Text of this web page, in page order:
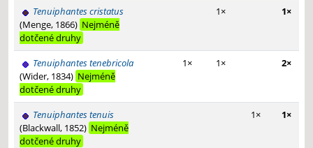
Tenuiphantes cristatus
(Menge, 1866) Nejméně
dotčené druhy
1× 1×
Tenuiphantes tenebricola
(Wider, 1834) Nejméně
dotčené druhy
1× 1× 2×
Tenuiphantes tenuis
(Blackwall, 1852) Nejméně
dotčené druhy
1× 1×